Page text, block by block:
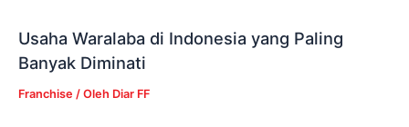
Usaha Waralaba di Indonesia yang Paling
Banyak Diminati
Franchise / Oleh Diar FF